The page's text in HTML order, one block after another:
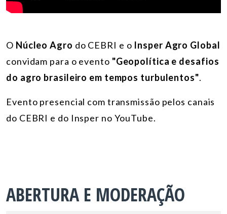
O Núcleo Agro do CEBRI e o Insper Agro Global
convidam para o evento "Geopolítica e desafios
do agro brasileiro em tempos turbulentos".
Evento presencial com transmissão pelos canais
do CEBRI e do Insper no YouTube.
ABERTURA E MODERAÇÃO